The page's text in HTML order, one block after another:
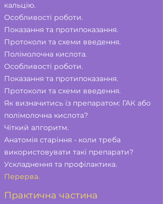
кальцію.
Особливості роботи.
Показання та протипоказання.
Протоколи та схеми введення.
Полімолочна кислота.
Особливості роботи.
Показання та протипоказання.
Протоколи та схеми введення.
Як визначитись із препаратом: ГАК або
полімолочна кислота?
Чіткий алгоритм.
Анатомія старіння - коли треба
використовувати такі препарати?
Ускладнення та профілактика.
Перерва.
Практична частина